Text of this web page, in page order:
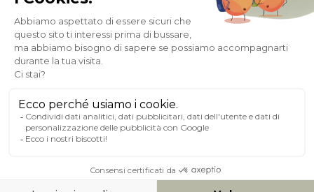
SOCIAL NETWORK
ITALIA
Diritti riservati
P.IVA : FR10 482 930 278